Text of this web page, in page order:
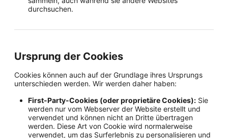
durchsuchen.
Ursprung der Cookies
Cookies können auch auf der Grundlage ihres Ursprungs
unterschieden werden. Wir werden daher haben:
First-Party-Cookies (oder proprietäre Cookies): Sie
werden nur vom Webserver der Website erstellt und
verwendet und können nicht an Dritte übertragen
werden. Diese Art von Cookie wird normalerweise
verwendet, um das Surferlebnis zu personalisieren und